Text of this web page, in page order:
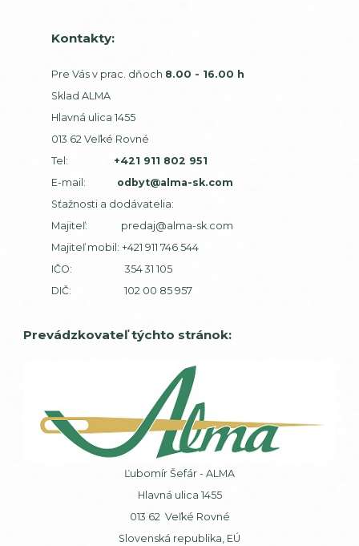
Kontakty:
Pre Vás v prac. dňoch 8.00 - 16.00 h
Sklad ALMA
Hlavná ulica 1455
013 62 Veľké Rovné
Tel:
+421 911 802 951
E-mail: odbyt@alma-sk.com
Sťažnosti a dodávatelia:
Majiteľ: predaj@alma-sk.com
Majiteľ mobil: +421 911 746 544
IČO: 354 31 105
DIČ: 102 00 85 957
Prevádzkovateľ týchto stránok:
Ľubomír Šefár - ALMA
Hlavná ulica 1455
013 62 Veľké Rovné
Slovenská republika, EÚ